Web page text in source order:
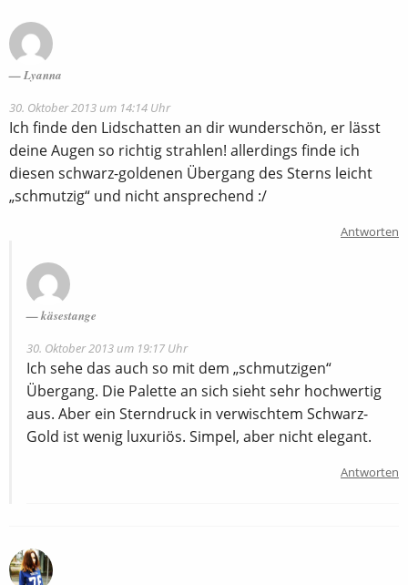
Lyanna
30. Oktober 2013 um 14:14 Uhr
Ich finde den Lidschatten an dir wunderschön, er lässt
deine Augen so richtig strahlen! allerdings finde ich
diesen schwarz-goldenen Übergang des Sterns leicht
„schmutzig“ und nicht ansprechend :/
Antworten
käsestange
30. Oktober 2013 um 19:17 Uhr
Ich sehe das auch so mit dem „schmutzigen“
Übergang. Die Palette an sich sieht sehr hochwertig
aus. Aber ein Sterndruck in verwischtem Schwarz-
Gold ist wenig luxuriös. Simpel, aber nicht elegant.
Antworten